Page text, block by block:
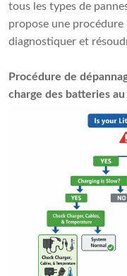
tous les types de
propose une procédure
diagnostiquer et
Procédure de
charge des batteries